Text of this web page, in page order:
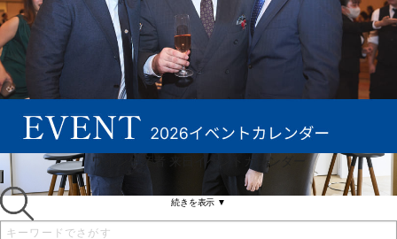
続きを表示 ▼
ワイン生産者 来日イベントカレンダー